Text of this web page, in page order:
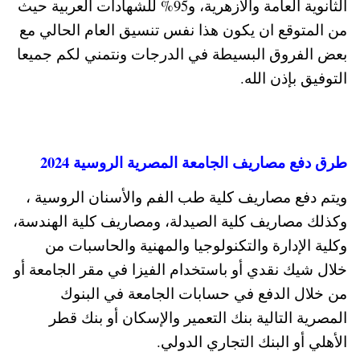
الثانوية العامة والأزهرية، و95% للشهادات العربية حيث
من المتوقع ان يكون هذا نفس تنسيق العام الحالي مع
بعض الفروق البسيطة في الدرجات ونتمني لكم جميعا
التوفيق بإذن الله.
طرق دفع مصاريف الجامعة المصرية الروسية 2024
ويتم دفع مصاريف كلية طب الفم والأسنان الروسية ،
وكذلك مصاريف كلية الصيدلة، ومصاريف كلية الهندسة،
وكلية الإدارة والتكنولوجيا والمهنية والحاسبات من
خلال شيك نقدي أو باستخدام الفيزا في مقر الجامعة أو
من خلال الدفع في حسابات الجامعة في البنوك
المصرية التالية بنك التعمير والإسكان أو بنك قطر
الأهلي أو البنك التجاري الدولي.